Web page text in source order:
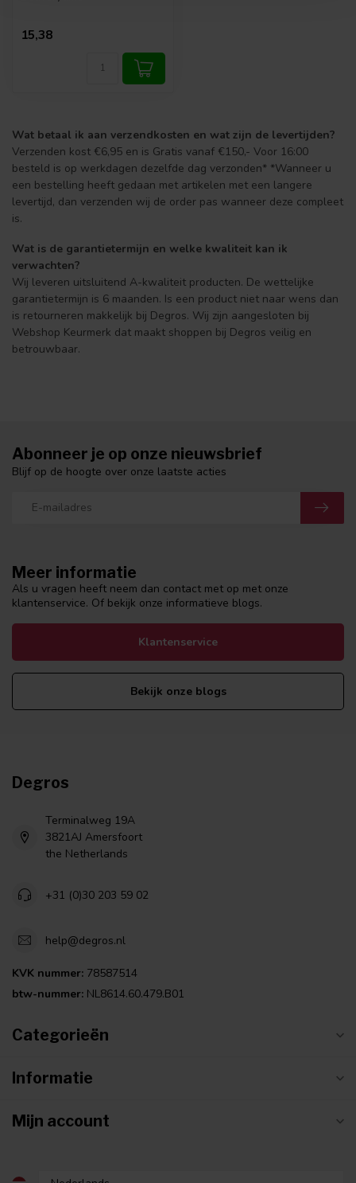
15,38
Wat betaal ik aan verzendkosten en wat zijn de levertijden?
Verzenden kost €6,95 en is Gratis vanaf €150,- Voor 16:00
besteld is op werkdagen dezelfde dag verzonden* *Wanneer u
een bestelling heeft gedaan met artikelen met een langere
levertijd, dan verzenden wij de order pas wanneer deze compleet
is.
Wat is de garantietermijn en welke kwaliteit kan ik
verwachten?
Wij leveren uitsluitend A-kwaliteit producten. De wettelijke
garantietermijn is 6 maanden. Is een product niet naar wens dan
is retourneren makkelijk bij Degros. Wij zijn aangesloten bij
Webshop Keurmerk dat maakt shoppen bij Degros veilig en
betrouwbaar.
Meer informatie
Als u vragen heeft neem dan contact met op met onze
klantenservice. Of bekijk onze informatieve blogs.
Klantenservice
Bekijk onze blogs
Abonneer je op onze nieuwsbrief
Blijf op de hoogte over onze laatste acties
Degros
Terminalweg 19A
3821AJ Amersfoort
the Netherlands
+31 (0)30 203 59 02
help@degros.nl
KVK nummer: 78587514
btw-nummer: NL8614.60.479.B01
Categorieën
Informatie
Mijn account